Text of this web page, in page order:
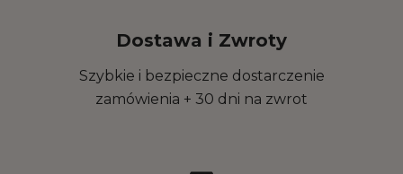
Dostawa i Zwroty
Szybkie i bezpieczne dostarczenie
zamówienia + 30 dni na zwrot